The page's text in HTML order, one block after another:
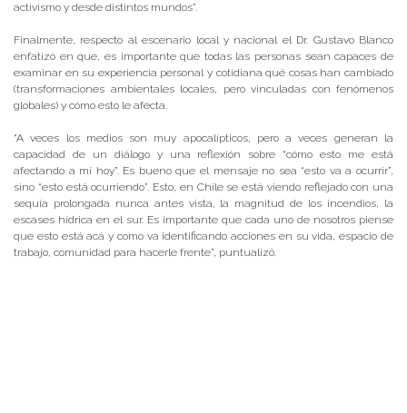
activismo y desde distintos mundos”.
Finalmente, respecto al escenario local y nacional el Dr. Gustavo Blanco
enfatizó en que, es importante que todas las personas sean capaces de
examinar en su experiencia personal y cotidiana qué cosas han cambiado
(transformaciones ambientales locales, pero vinculadas con fenómenos
globales) y cómo esto le afecta.
“A veces los medios son muy apocalípticos, pero a veces generan la
capacidad de un diálogo y una reflexión sobre “cómo esto me está
afectando a mí hoy”. Es bueno que el mensaje no sea “esto va a ocurrir”,
sino “esto está ocurriendo”. Esto, en Chile se está viendo reflejado con una
sequía prolongada nunca antes vista, la magnitud de los incendios, la
escases hídrica en el sur. Es importante que cada uno de nosotros piense
que esto está acá y como va identificando acciones en su vida, espacio de
trabajo, comunidad para hacerle frente”, puntualizó.